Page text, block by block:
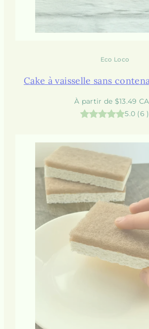
Eco Loco
Cake à vaisselle sans
Prix
habituel
À partir de $13.49
5.0 (6 )